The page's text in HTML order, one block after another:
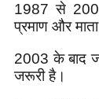
1987 से
प्रमाण और
2003 के बाद
जरूरी है।